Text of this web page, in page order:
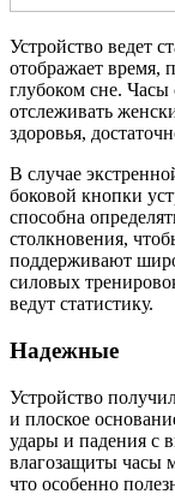
Устройство ведет
отображает время,
глубоком сне. Часы
отслеживать
здоровья,
В случае
боковой кнопки
способна
столкновения,
поддерживают
силовых
ведут статистику.
Надежные
Устройство
и плоское
удары и падения с
влагозащиты часы
что особенно